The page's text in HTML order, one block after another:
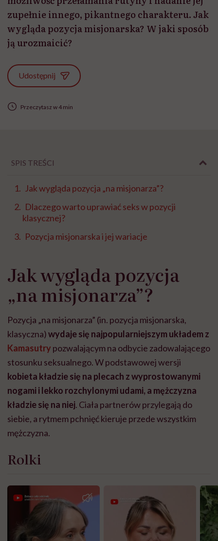
zupełnie innego, pikantnego charakteru. Jak
wygląda pozycja misjonarska? W jaki sposób
ją urozmaicić?
Udostępnij
Przeczytasz w 4 min
SPIS TREŚCI
Jak wygląda pozycja „na misjonarza”?
Dlaczego warto uprawiać seks w pozycji
klasycznej?
Pozycja misjonarska i jej wariacje
Jak wygląda pozycja
„na misjonarza”?
Pozycja „na misjonarza” (in. pozycja misjonarska,
klasyczna)wydaje się najpopularniejszym układem z
Kamasutry pozwalającym na odbycie zadowalającego
stosunku seksualnego. W podstawowej wersji
kobieta kładzie się na plecach z wyprostowanymi
nogami i lekko rozchylonymi udami, a mężczyzna
kładzie się na niej. Ciała partnerów przylegają do
siebie, a rytmem pchnięć kieruje przede wszystkim
mężczyzna.
Rolki